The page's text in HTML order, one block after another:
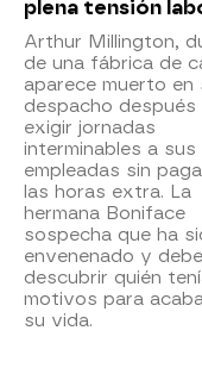
plena tensión
Arthur Millington,
de una fábrica de
aparece muerto en
despacho después
exigir jornadas
interminables a sus
empleadas sin
las horas extra. La
hermana Boniface
sospecha que ha
envenenado y
descubrir quién
motivos para
su vida.